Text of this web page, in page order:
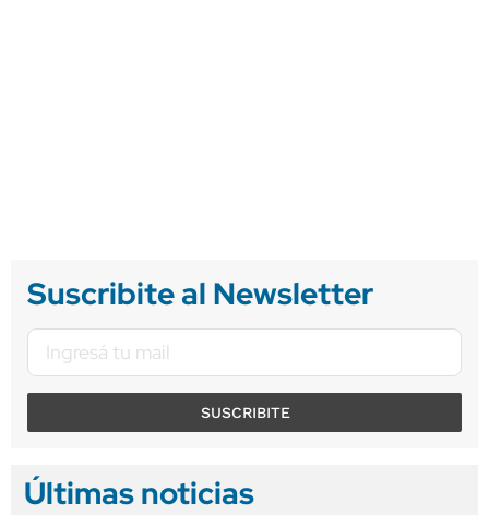
Suscribite al Newsletter
SUSCRIBITE
Últimas noticias